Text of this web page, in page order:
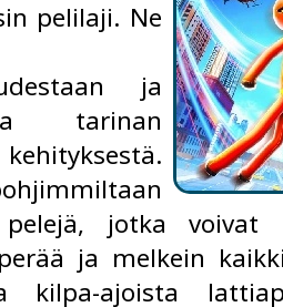
pelilaji. Ne
ja
tarinan
pelejä, jotka
ja melkein
kilpa-ajoista